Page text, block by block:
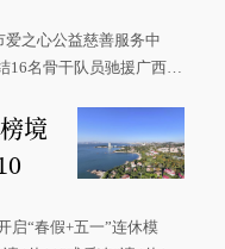
之心公益慈善服务中
名骨干队员驰援广西灾
境
启“春假+五一”连休模